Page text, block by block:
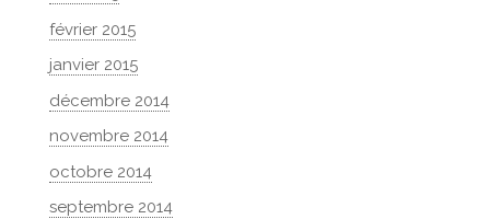
février 2015
janvier 2015
décembre 2014
novembre 2014
octobre 2014
septembre 2014